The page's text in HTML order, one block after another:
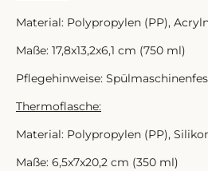
Material: Polypropylen (PP),
Maße: 17,8x13,2x6,1 cm (750 ml)
Pflegehinweise:
Thermoflasche:
Material: Polypropylen (PP),
Maße: 6,5x7x20,2 cm (350 ml)